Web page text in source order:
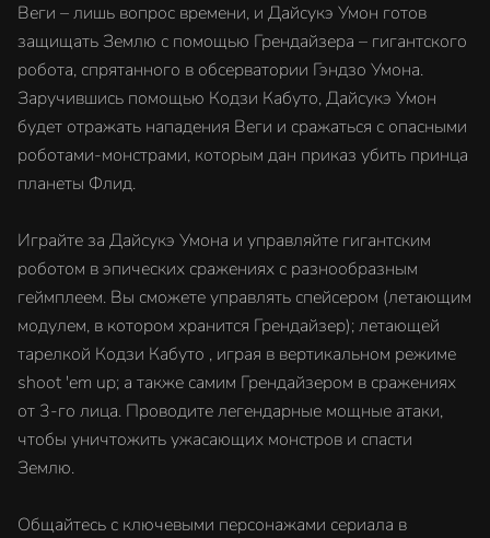
Веги – лишь вопрос времени, и Дайсукэ Умон готов
защищать Землю с помощью Грендайзера – гигантского
робота, спрятанного в обсерватории Гэндзо Умона.
Заручившись помощью Кодзи Кабуто, Дайсукэ Умон
будет отражать нападения Веги и сражаться с опасными
роботами-монстрами, которым дан приказ убить принца
планеты Флид.
Играйте за Дайсукэ Умона и управляйте гигантским
роботом в эпических сражениях с разнообразным
геймплеем. Вы сможете управлять спейсером (летающим
модулем, в котором хранится Грендайзер); летающей
тарелкой Кодзи Кабуто , играя в вертикальном режиме
shoot 'em up; а также самим Грендайзером в сражениях
от 3-го лица. Проводите легендарные мощные атаки,
чтобы уничтожить ужасающих монстров и спасти
Землю.
Общайтесь с ключевыми персонажами сериала в